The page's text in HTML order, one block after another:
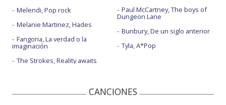
Melendi, Pop rock
Melanie Martinez, Hades
Fangoria, La verdad o la
imaginación
The Strokes, Reality awaits
Paul McCartney, The boys of
Dungeon Lane
Bunbury, De un siglo anterior
Tyla, A*Pop
CANCIONES